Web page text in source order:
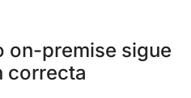
on-premise sigue
correcta